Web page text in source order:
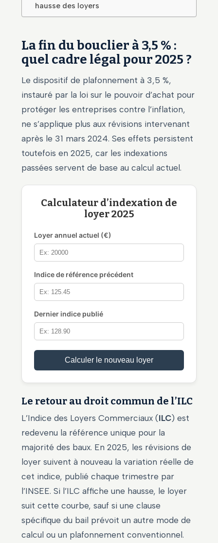
hausse des loyers
La fin du bouclier à 3,5 % :
quel cadre légal pour 2025 ?
Le dispositif de plafonnement à 3,5 %,
instauré par la loi sur le pouvoir d’achat pour
protéger les entreprises contre l’inflation,
ne s’applique plus aux révisions intervenant
après le 31 mars 2024. Ses effets persistent
toutefois en 2025, car les indexations
passées servent de base au calcul actuel.
Calculateur d’indexation de
loyer 2025
Loyer annuel actuel (€)
Indice de référence précédent
Dernier indice publié
Calculer le nouveau loyer
Le retour au droit commun de l’ILC
L’Indice des Loyers Commerciaux (ILC) est
redevenu la référence unique pour la
majorité des baux. En 2025, les révisions de
loyer suivent à nouveau la variation réelle de
cet indice, publié chaque trimestre par
l’INSEE. Si l’ILC affiche une hausse, le loyer
suit cette courbe, sauf si une clause
spécifique du bail prévoit un autre mode de
calcul ou un plafonnement conventionnel.